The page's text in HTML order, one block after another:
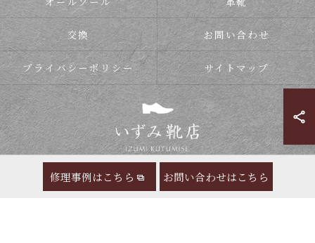
修理事例はこちら お問い合わせはこちら
交換 お問い合わせ
プライバシーポリシー サイトマップ
© 2026 靴の修理ならいずみ靴店 ALL RIGHTS RESERVED.